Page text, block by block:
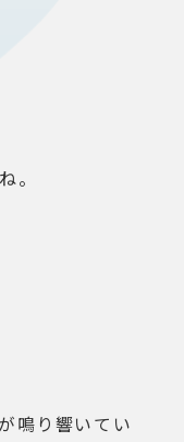
。
鳴り響いてい